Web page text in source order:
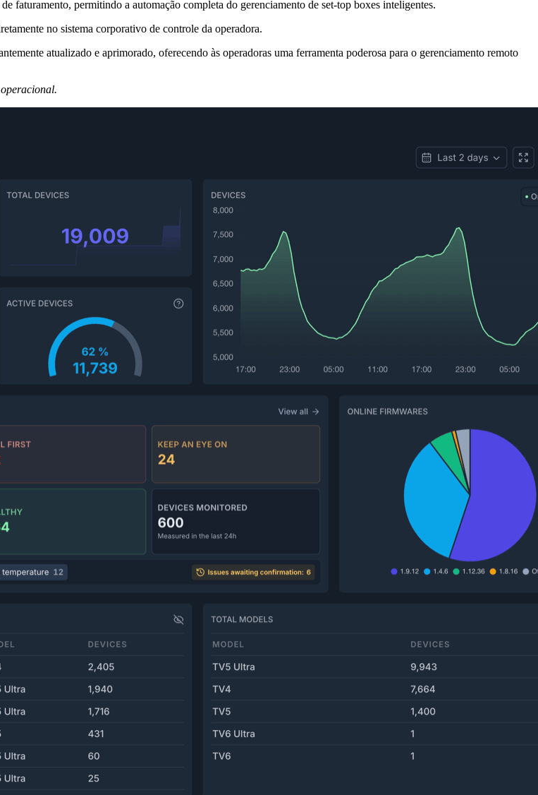
permitindo a automação completa do gerenciamento de set-top boxes inteligentes.
no sistema corporativo de controle da operadora.
atualizado e aprimorado, oferecendo às operadoras uma ferramenta poderosa para o gerenciamento remoto